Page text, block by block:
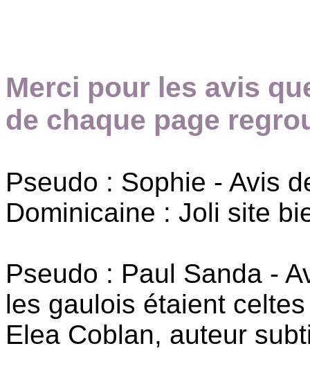
Merci pour les avis
de chaque page
Pseudo : Sophie - Avis
Dominicaine : Joli site
Pseudo : Paul Sanda -
les gaulois étaient
Elea Coblan, auteur